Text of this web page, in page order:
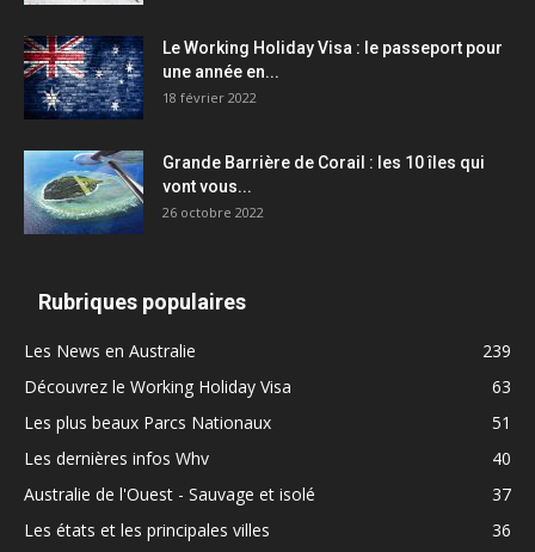
Le Working Holiday Visa : le passeport pour
une année en...
18 février 2022
Grande Barrière de Corail : les 10 îles qui
vont vous...
26 octobre 2022
Rubriques populaires
Les News en Australie
239
Découvrez le Working Holiday Visa
63
Les plus beaux Parcs Nationaux
51
Les dernières infos Whv
40
Australie de l'Ouest - Sauvage et isolé
37
Les états et les principales villes
36